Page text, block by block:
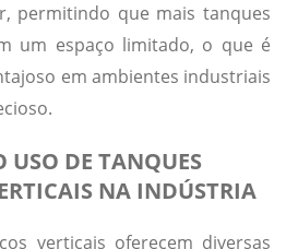
permitindo que mais tanques
um espaço limitado, o que é
em ambientes industriais
USO DE TANQUES
NA INDÚSTRIA
verticais oferecem diversas